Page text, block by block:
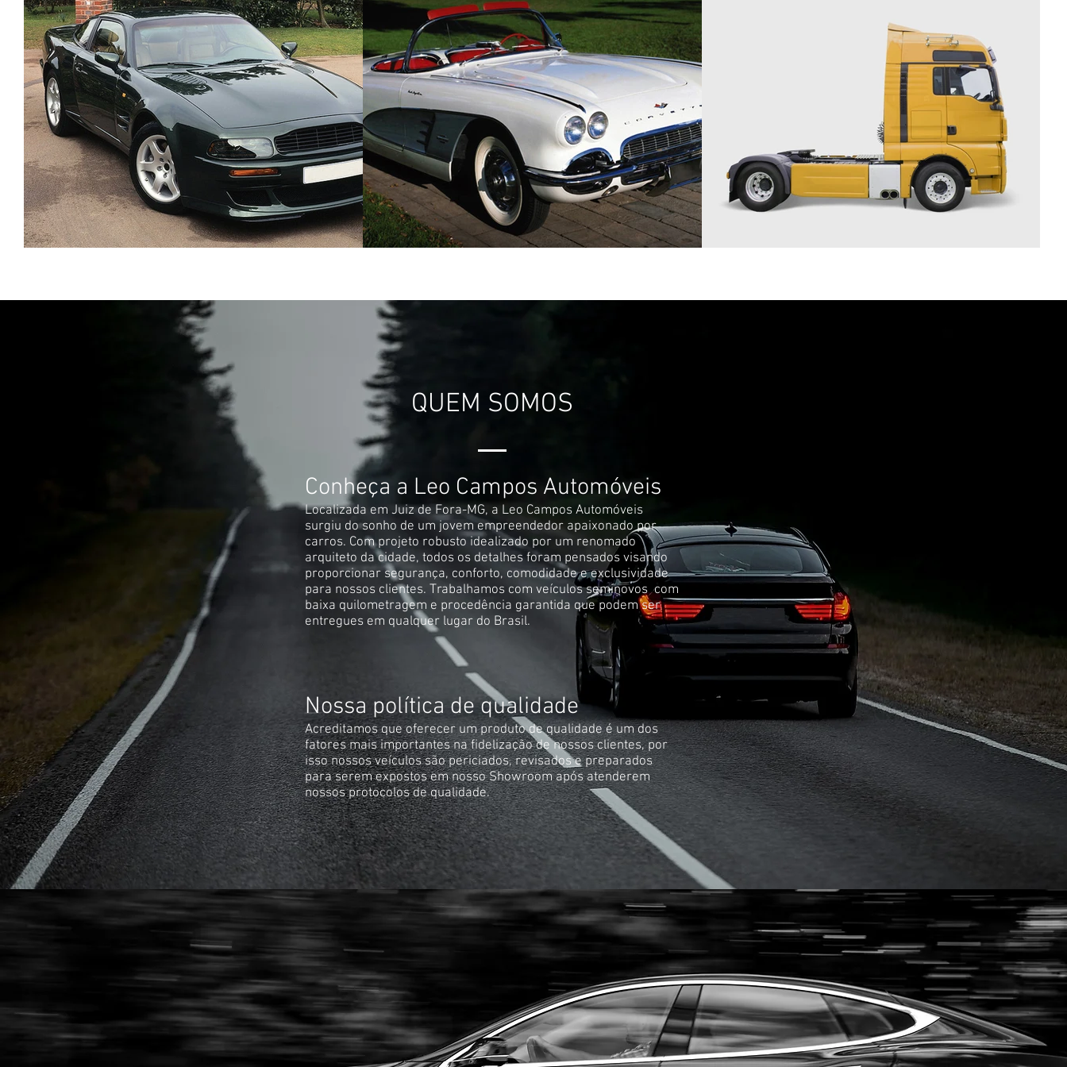
QUEM SOMOS
Conheça a Leo Campos Automóveis
Localizada em Juiz de Fora-MG, a Leo Campos Automóveis
surgiu do sonho de um jovem empreendedor apaixonado por
carros. Com projeto robusto idealizado por um renomado
arquiteto da cidade, todos os detalhes foram pensados visando
proporcionar segurança, conforto, comodidade e exclusividade
para nossos clientes. Trabalhamos com veículos seminovos com
baixa quilometragem e procedência garantida que podem ser
entregues em qualquer lugar do Brasil.
Nossa política de qualidade
Acreditamos que oferecer um produto de qualidade é um dos
fatores mais importantes na fidelização de nossos clientes, por
isso nossos veículos são periciados, revisados e preparados
para serem expostos em nosso Showroom após atenderem
nossos protocolos de qualidade.